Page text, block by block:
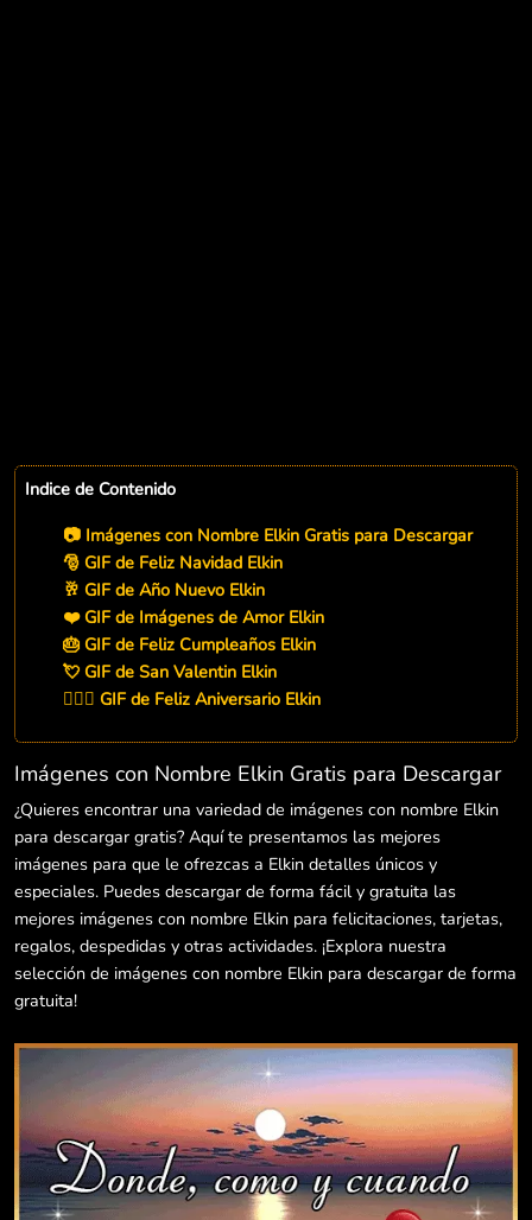
Indice de Contenido
📷 Imágenes con Nombre Elkin Gratis para Descargar
🎅 GIF de Feliz Navidad Elkin
🥂 GIF de Año Nuevo Elkin
❤️ GIF de Imágenes de Amor Elkin
🎂 GIF de Feliz Cumpleaños Elkin
💘 GIF de San Valentin Elkin
👨‍❤️‍👨 GIF de Feliz Aniversario Elkin
Imágenes con Nombre Elkin Gratis para Descargar
¿Quieres encontrar una variedad de imágenes con nombre Elkin
para descargar gratis? Aquí te presentamos las mejores
imágenes para que le ofrezcas a Elkin detalles únicos y
especiales. Puedes descargar de forma fácil y gratuita las
mejores imágenes con nombre Elkin para felicitaciones, tarjetas,
regalos, despedidas y otras actividades. ¡Explora nuestra
selección de imágenes con nombre Elkin para descargar de forma
gratuita!